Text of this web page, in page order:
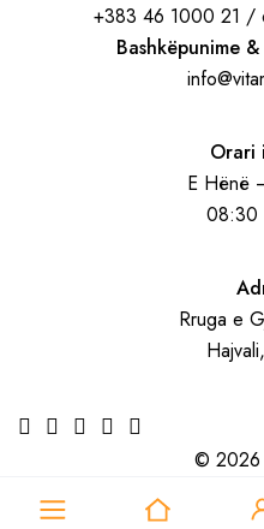
+383 46 1000 21 /
Bashkëpunime
Orari
E Hënë
08:30
Rruga e
© 2026